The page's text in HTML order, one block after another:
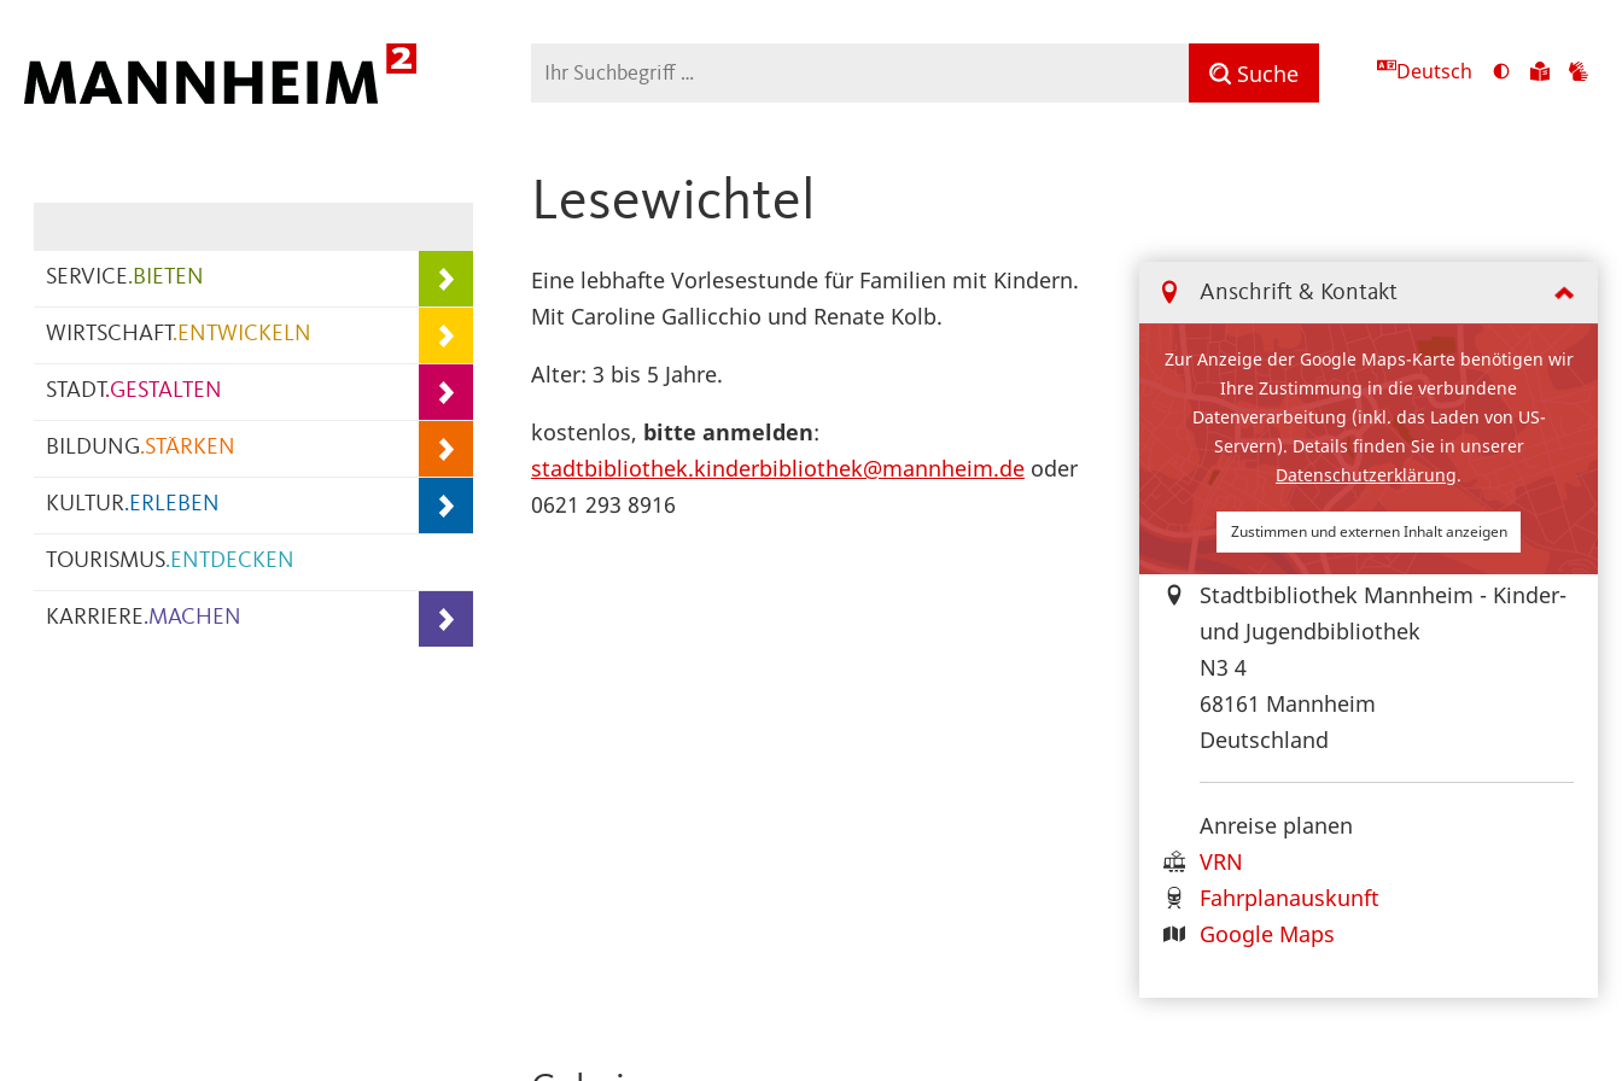
Suche Suche Deutsch
Ansicht
Zu
SERVICE.BIETEN
WIRTSCHAFT.ENTWICKELN
STADT.GESTALTEN
BILDUNG.STÄRKEN
KULTUR.ERLEBEN
TOURISMUS.ENTDECKEN
KARRIERE.MACHEN
Lesewichtel
Anschrift & Kontakt
Zur Anzeige der Google Maps-Karte benötigen wir
Ihre Zustimmung in die verbundene
Datenverarbeitung (inkl. das Laden von US-
Servern). Details finden Sie in unserer
Datenschutzerklärung.
Zustimmen und externen Inhalt anzeigen
Stadtbibliothek Mannheim - Kinder-
und Jugendbibliothek
N3 4
68161 Mannheim
Deutschland
Anreise planen
VRN
Fahrplanauskunft
Google Maps
Eine lebhafte Vorlesestunde für Familien mit Kindern.
Mit Caroline Gallicchio und Renate Kolb.
Alter: 3 bis 5 Jahre.
kostenlos, bitte anmelden:
stadtbibliothek.kinderbibliothek@mannheim.de oder
0621 293 8916